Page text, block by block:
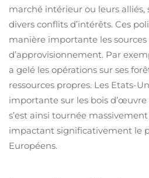
marché intérieur ou leurs alliés,
divers conflits d’intérêts. Ces
manière importante les
d’approvisionnement. Par
a gelé les opérations sur ses
ressources propres. Les Etats-
importante sur les bois
s’est ainsi tournée massivement
impactant significativement le
Européens.